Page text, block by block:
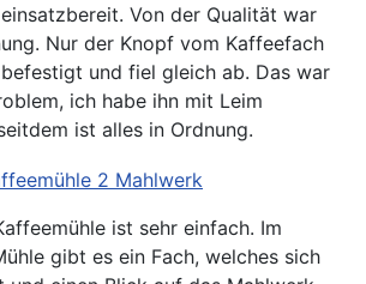
Von der Qualität war
Nur der Knopf vom Kaffeefach
und fiel gleich ab. Das war
ich habe ihn mit Leim
ist alles in Ordnung.
ist sehr einfach. Im
gibt es ein Fach, welches sich